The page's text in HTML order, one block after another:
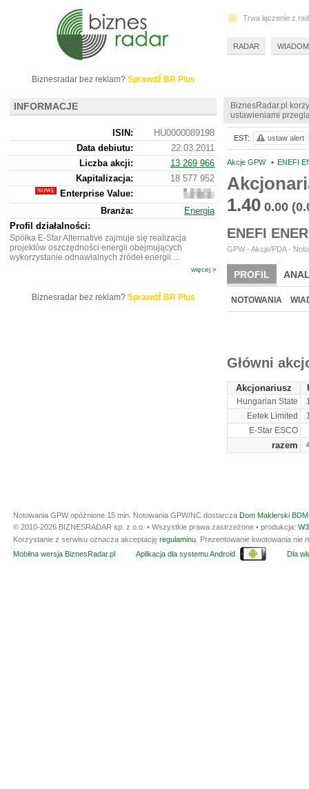
BiznesRadar.pl
ustawieniami
Akcje GPW • ENEFI
1.40 0.00
ENEFI
GPW - Akcje/PDA -
PROFIL
BR LAB
NOTOWANIA
Główni
Akcjonariusz
Hungarian State
Eetek Limited
E-Star ESCO
razem
EST: ustaw alert
Biznesradar bez reklam? Sprawdź BR Plus
INFORMACJE
ISIN:
HU0000089198
Data debiutu:
22.03.2011
Liczba akcji:
13 269 966
Kapitalizacja:
18 577 952
Enterprise Value:
15
612
517
Branża:
Energia
Profil działalności:
Spółka E-Star Alternative zajmuje się realizacja
projektów oszczędności energii obejmujących
wykorzystanie odnawialnych źródeł energii....
więcej »
Biznesradar bez reklam? Sprawdź BR Plus
Trwa łączenie z
RADAR
Notowania GPW opóźnione 15 min. Notowania GPW/NC dostarcza Dom Maklerski
© 2010-2026 BIZNESRADAR sp. z o.o. • Wszystkie prawa zastrzeżone • produkcja:
Korzystanie z serwisu oznacza akceptację regulaminu . Prezentowanie kwotowania
Mobilna wersja BiznesRadar.pl
Aplikacja dla systemu Android Dla